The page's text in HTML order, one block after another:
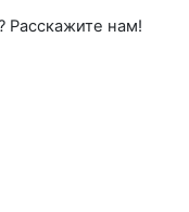
Расскажите нам!